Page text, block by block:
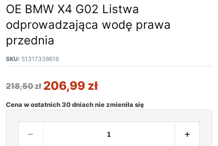
OE BMW X4 G02 Listwa
odprowadzająca wodę prawa
przednia
SKU: 51317338616
218,50zł 206,99 zł
Cena w ostatnich 30 dniach nie zmieniła się